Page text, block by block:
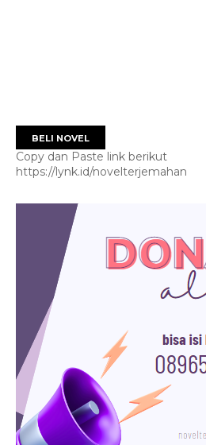
BELI NOVEL
Copy dan Paste link berikut
https://lynk.id/novelterjemahan